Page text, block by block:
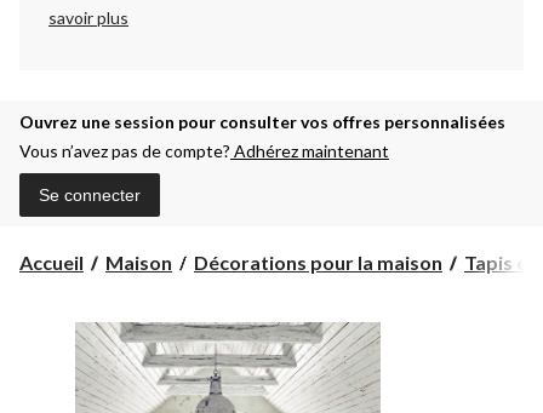
savoir plus
Ouvrez une session pour consulter vos offres personnalisées
Vous n’avez pas de compte? Adhérez maintenant
Se connecter
Accueil Maison Décorations pour la maison Tapis et